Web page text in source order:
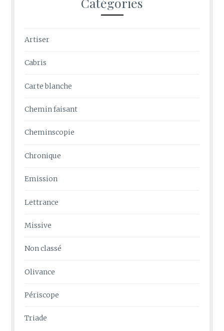
Artiser
Cabris
Carte blanche
Chemin faisant
Cheminscopie
Chronique
Emission
Lettrance
Missive
Non classé
Olivance
Périscope
Triade